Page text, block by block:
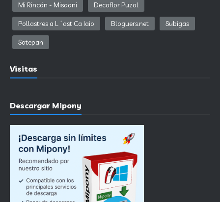
Mi Rincón - Misaani Decoflor Puzol
Pollastres a L´ast Ca Iaio Bloguers.net Subigas
Sotepan
Visitas
Descargar Mipony